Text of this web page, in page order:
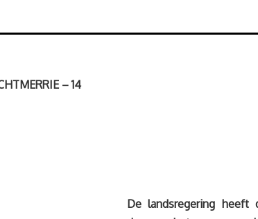
– 14
De landsregering heeft